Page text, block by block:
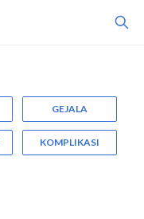
GEJALA
KOMPLIKASI